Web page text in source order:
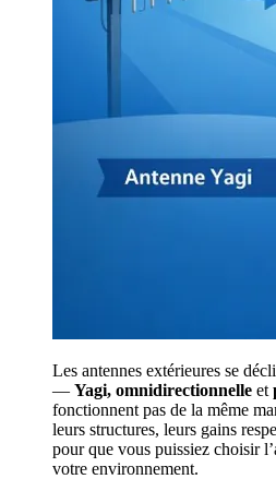
Les antennes extérieures se
— Yagi, omnidirectionnelle et
fonctionnent pas de la même
leurs structures, leurs gains
pour que vous puissiez choisir
votre environnement.